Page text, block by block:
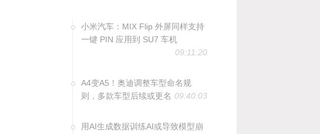
小米汽车：MIX Flip 外屏同样支持
一键 PIN 应用到 SU7 车机
09:11:20
A4变A5！奥迪调整车型命名规
则，多款车型后续或更名 09:40:03
用AI生成数据训练AI或导致模型崩